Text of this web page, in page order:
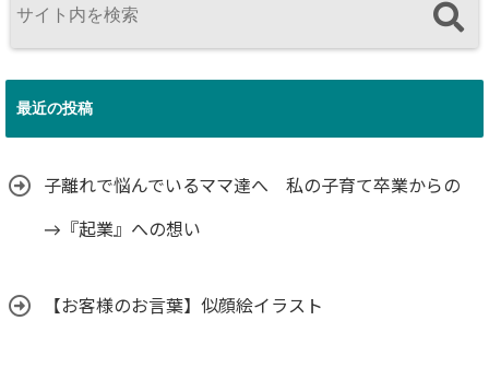
最近の投稿
子離れで悩んでいるママ達へ 私の子育て卒業からの
→『起業』への想い
【お客様のお言葉】似顔絵イラスト